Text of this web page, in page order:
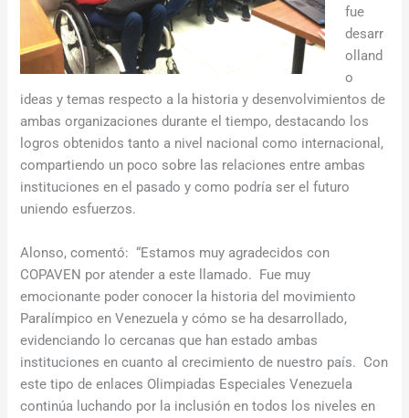
fue
desarr
olland
o
ideas y temas respecto a la historia y desenvolvimientos de
ambas organizaciones durante el tiempo, destacando los
logros obtenidos tanto a nivel nacional como internacional,
compartiendo un poco sobre las relaciones entre ambas
instituciones en el pasado y como podría ser el futuro
uniendo esfuerzos.
Alonso, comentó: “Estamos muy agradecidos con
COPAVEN por atender a este llamado. Fue muy
emocionante poder conocer la historia del movimiento
Paralímpico en Venezuela y cómo se ha desarrollado,
evidenciando lo cercanas que han estado ambas
instituciones en cuanto al crecimiento de nuestro país. Con
este tipo de enlaces Olimpiadas Especiales Venezuela
continúa luchando por la inclusión en todos los niveles en